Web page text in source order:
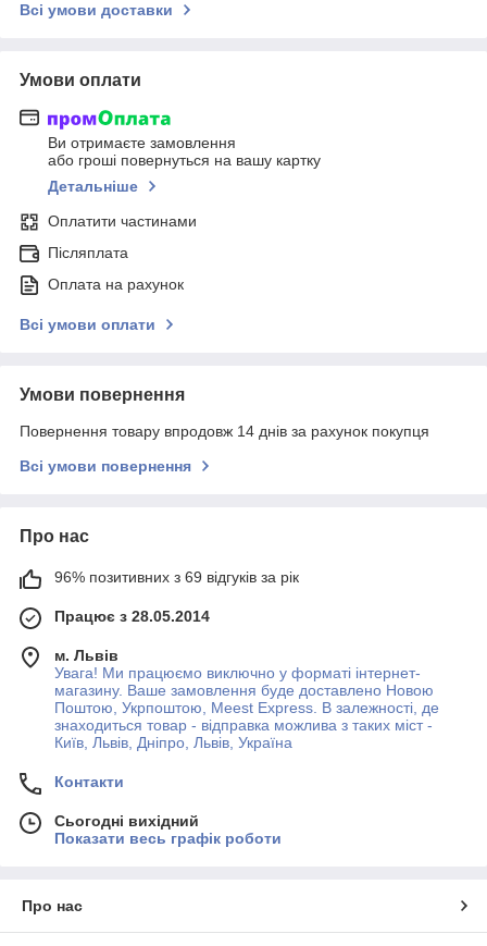
Всі умови доставки
Умови оплати
Ви отримаєте замовлення
або гроші повернуться на вашу картку
Детальніше
Оплатити частинами
Післяплата
Оплата на рахунок
Всі умови оплати
Умови повернення
Повернення товару впродовж 14 днів за рахунок покупця
Всі умови повернення
Про нас
96% позитивних з 69 відгуків за рік
Працює з 28.05.2014
м. Львів
Увага! Ми працюємо виключно у форматі інтернет-
магазину. Ваше замовлення буде доставлено Новою
Поштою, Укрпоштою, Meest Express. В залежності, де
знаходиться товар - відправка можлива з таких міст -
Київ, Львів, Дніпро, Львів, Україна
Контакти
Сьогодні вихідний
Показати весь графік роботи
Про нас